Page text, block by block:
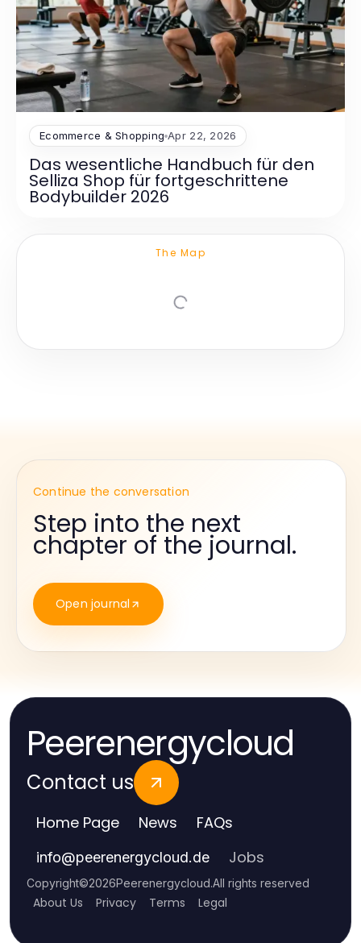
Ecommerce & Shopping Apr 22, 2026
Das wesentliche Handbuch für den
Selliza Shop für fortgeschrittene
Bodybuilder 2026
The Map
Continue the conversation
Step into the next
chapter of the journal.
Open journal
Peerenergycloud
Contact us
Home Page News FAQs
info@peerenergycloud.de Jobs
Copyright©2026Peerenergycloud.All rights reserved
About Us Privacy Terms Legal